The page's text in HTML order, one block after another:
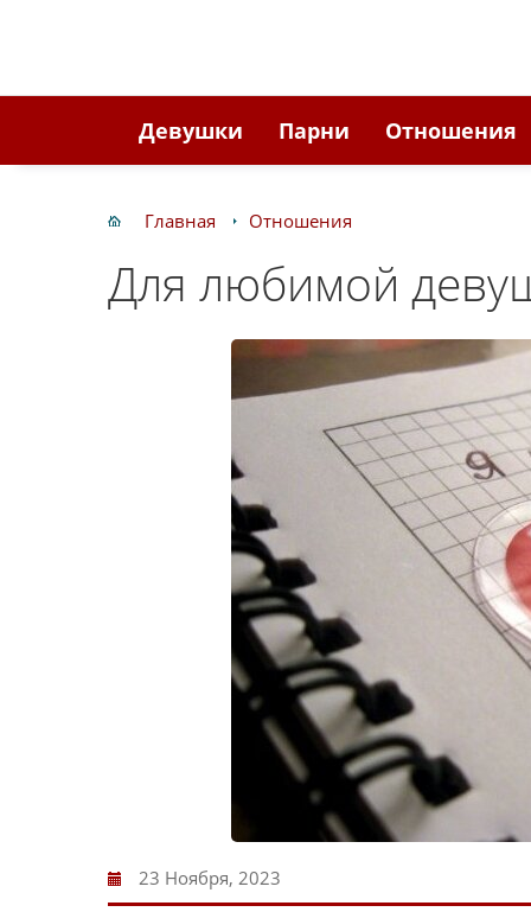
Девушки Парни Отношения
Главная Отношения
Для любимой
23 Ноября, 2023